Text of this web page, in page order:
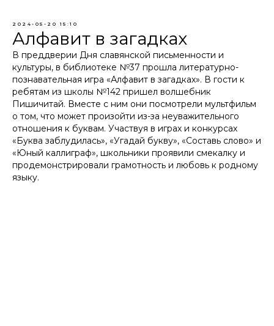
2024-05-20 15:10
Алфавит в загадках
В преддверии Дня славянской письменности и
культуры, в библиотеке №37 прошла литературно-
познавательная игра «Алфавит в загадках». В гости к
ребятам из школы №142 пришел волшебник
Пишичитай. Вместе с ним они посмотрели мультфильм
о том, что может произойти из-за неуважительного
отношения к буквам. Участвуя в играх и конкурсах
«Буква заблудилась», «Угадай букву», «Составь слово» и
«Юный каллиграф», школьники проявили смекалку и
продемонстрировали грамотность и любовь к родному
языку.